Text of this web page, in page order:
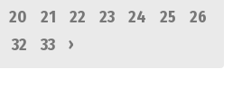
20 21 22 23 24 25
26
32 33 ›